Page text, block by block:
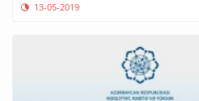
13-05-2019